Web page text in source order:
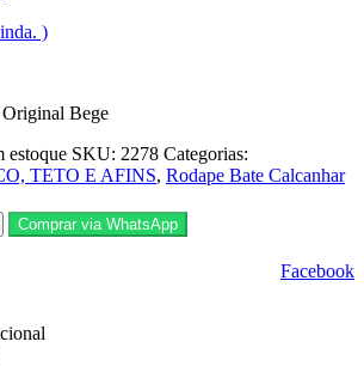
)
Bege
estoque SKU: 2278 Categorias:
TETO E AFINS, Rodape Bate Calcanhar
Comprar via WhatsApp
Facebook